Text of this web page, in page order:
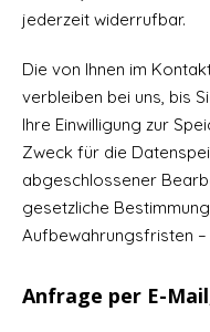
jederzeit widerrufbar.
Die von Ihnen im
verbleiben bei uns, bis
Ihre Einwilligung zur
Zweck für die
abgeschlossener
gesetzliche
Aufbewahrungsfristen –
Anfrage per E-